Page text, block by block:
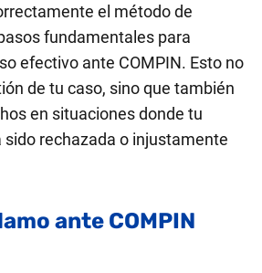
el método de
fundamentales para
efectivo ante COMPIN. Esto no
de tu caso, sino que también
en situaciones donde tu
sido rechazada o injustamente
ante COMPIN